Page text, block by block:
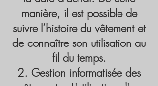
manière, il est possible de
suivre l’histoire du vêtement et
de connaître son utilisation au
fil du temps.
Gestion informatisée des